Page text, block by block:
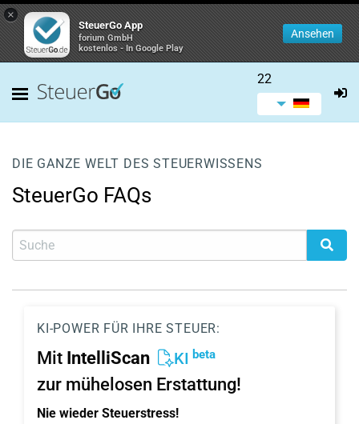
×
SteuerGo App
forium GmbH
kostenlos - In Google Play
Ansehen
22
DIE GANZE WELT DES STEUERWISSENS
SteuerGo FAQs
KI-POWER FÜR IHRE STEUER:
Mit IntelliScan KI beta
zur mühelosen Erstattung!
Nie wieder Steuerstress!